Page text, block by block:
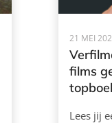
21 MEI
films
Lees jij